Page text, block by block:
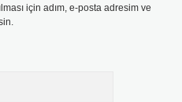
için adım, e-posta adresim ve